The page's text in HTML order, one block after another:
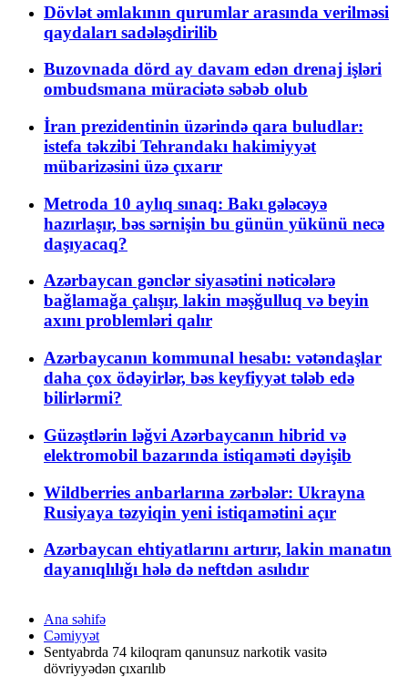
Dövlət əmlakının qurumlar arasında verilməsi
qaydaları sadələşdirilib
Buzovnada dörd ay davam edən drenaj işləri
ombudsmana müraciətə səbəb olub
İran prezidentinin üzərində qara buludlar:
istefa təkzibi Tehrandakı hakimiyyət
mübarizəsini üzə çıxarır
Metroda 10 aylıq sınaq: Bakı gələcəyə
hazırlaşır, bəs sərnişin bu günün yükünü necə
daşıyacaq?
Azərbaycan gənclər siyasətini nəticələrə
bağlamağa çalışır, lakin məşğulluq və beyin
axını problemləri qalır
Azərbaycanın kommunal hesabı: vətəndaşlar
daha çox ödəyirlər, bəs keyfiyyət tələb edə
bilirlərmi?
Güzəştlərin ləğvi Azərbaycanın hibrid və
elektromobil bazarında istiqaməti dəyişib
Wildberries anbarlarına zərbələr: Ukrayna
Rusiyaya təzyiqin yeni istiqamətini açır
Azərbaycan ehtiyatlarını artırır, lakin manatın
dayanıqlılığı hələ də neftdən asılıdır
Ana səhifə
Cəmiyyət
Sentyabrda 74 kiloqram qanunsuz narkotik vasitə
dövriyyədən çıxarılıb